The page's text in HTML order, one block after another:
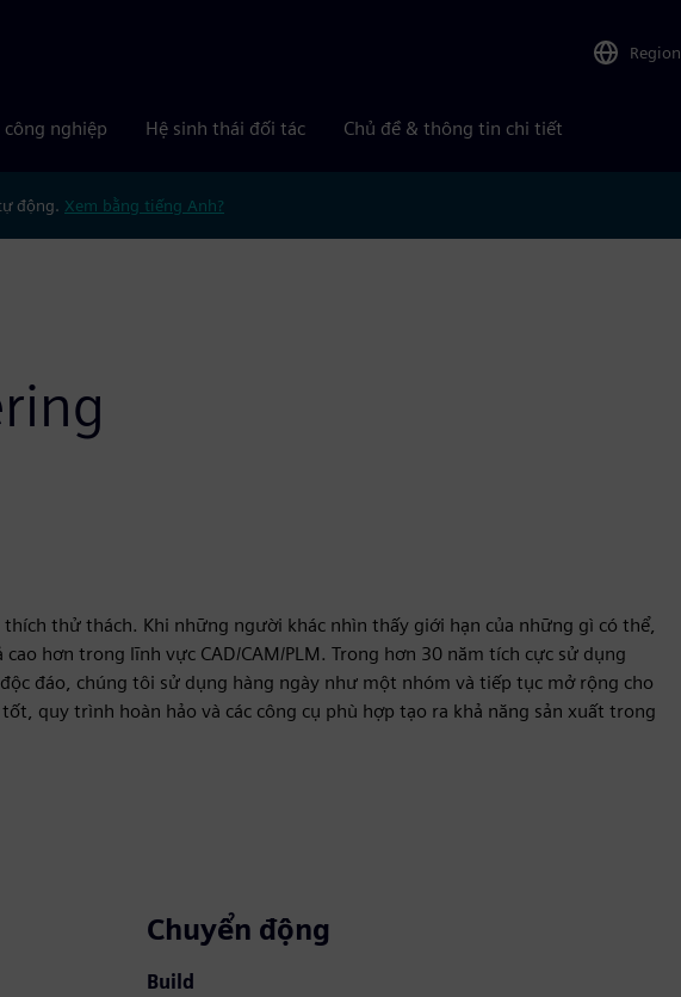
Region
công nghiệp Hệ sinh thái đối tác Chủ đề & thông tin chi tiết
động. Xem bằng tiếng Anh?
thích thử thách. Khi những người khác nhìn thấy giới hạn của những gì có thể,
hơn trong lĩnh vực CAD/CAM/PLM. Trong hơn 30 năm tích cực sử dụng
đáo, chúng tôi sử dụng hàng ngày như một nhóm và tiếp tục mở rộng cho
quy trình hoàn hảo và các công cụ phù hợp tạo ra khả năng sản xuất trong
Chuyển động
Build